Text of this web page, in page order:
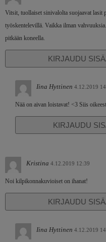
Vitsit, tuollaiset sinivalolta suojaavat lasit
työskentelevillä. Vaikka ilman
pitkään koneella.
KIRJAUDU
Iina Hyttinen 4.12.2019
Nää on aivan loistavat! <3 Siis
KIRJAUDU
Kristina 4.12.2019 12:39
Noi kilpikonnakuvioiset on ihanat!
KIRJAUDU
Iina Hyttinen 4.12.2019